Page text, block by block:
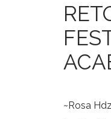
~Rosa Hdz